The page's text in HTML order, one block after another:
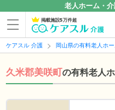
老人ホーム・
掲載施設5万件超
ケアスル 介護 岡山県の有料老人ホ
久米郡美咲町の有料老人